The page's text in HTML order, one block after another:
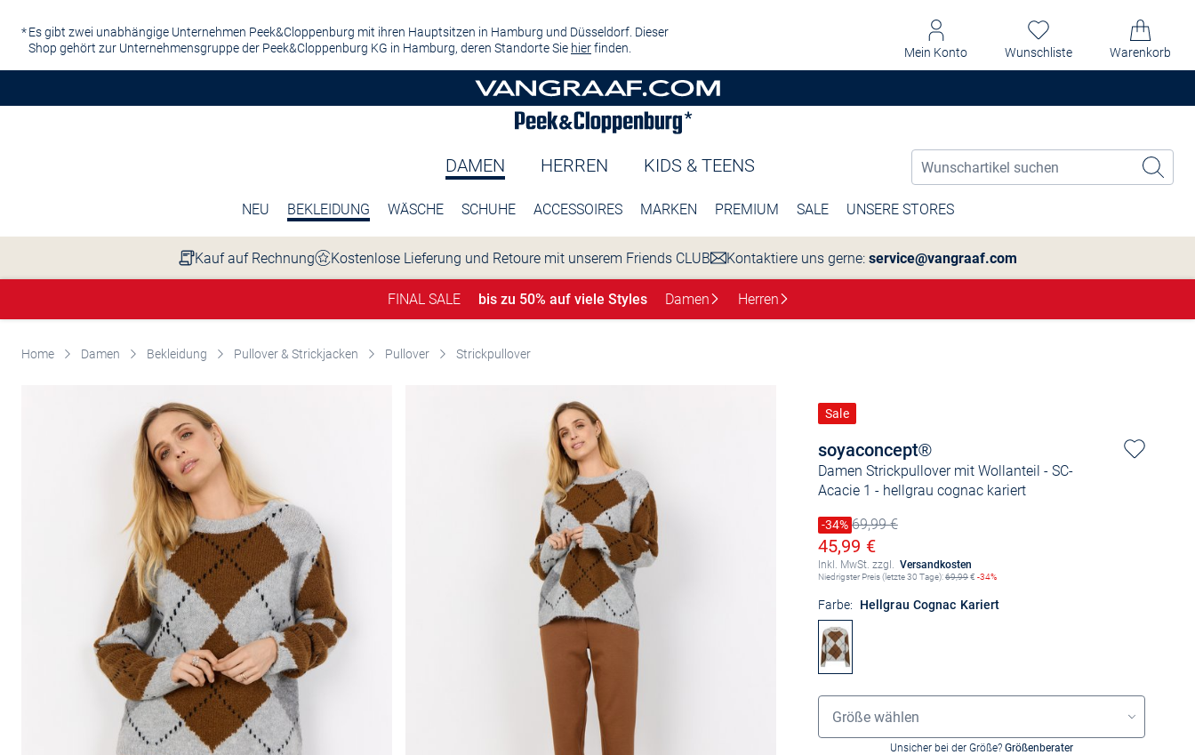
Es gibt zwei unabhängige Unternehmen Peek&Cloppenburg mit ihren Hauptsitzen in Hamburg und Düsseldorf. Dieser
Shop gehört zur Unternehmensgruppe der Peek&Cloppenburg KG in Hamburg, deren Standorte Sie hierfinden. Mein Konto Wunschliste Warenkorb
DAMEN HERREN KIDS & TEENS
NEU BEKLEIDUNG WÄSCHE SCHUHE ACCESSOIRES MARKEN PREMIUM SALE UNSERE STORES
Kauf auf Rechnung Kostenlose Lieferung und Retoure mit unserem Friends CLUB Kontaktiere uns gerne: service@vangraaf.com
FINAL SALE bis zu 50% auf viele Styles Damen Herren
Home Damen Bekleidung Pullover & Strickjacken Pullover Strickpullover
soyaconcept®
Damen Strickpullover mit Wollanteil - SC-
Acacie 1 - hellgrau cognac kariert
Sale
Preis reduziert um
-34%
Alter Preis69,99 €
Ermäßigter Preis
45,99 €
Inkl. MwSt. zzgl. Versandkosten
Niedrigster Preis (letzte 30 Tage):69,99€ -34%
Farbe: Hellgrau Cognac Kariert
Größenauswahl
Größe wählen
Unsicher bei der Größe? Größenberater